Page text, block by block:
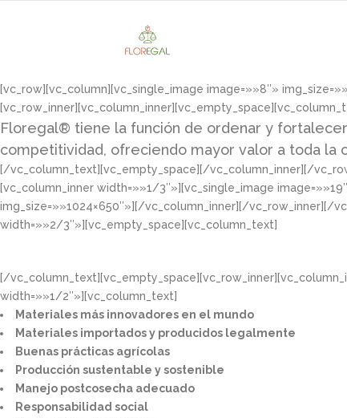
[vc_row][vc_column][vc_single_image image=»»8″»
Floregal® tiene la función de ordenar y
competitividad, ofreciendo mayor valor a toda la
[/vc_column_text][vc_empty_space][/vc_column_inner][/
[vc_column_inner width=»»1/3″»][vc_single_image
img_size=»»1024×650″»][/vc_column_inner][/
width=»»2/3″»][vc_empty_space][vc_column_text]
[/
width=»»1/2″»][vc_column_text]
Materiales más innovadores en el mundo​
Materiales importados y producidos legalmente​
Buenas prácticas agrícolas​
Producción sustentable y sostenible​
Manejo postcosecha adecuado​
Responsabilidad social​